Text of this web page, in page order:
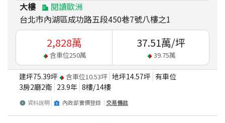
大樓
閱讀歐洲
台北市內湖區成功路五段450巷7號八樓之1
2,828萬
含車位250萬
37.51萬/坪
39.75萬
建坪75.39坪 含車位10.53坪 地坪14.57坪 有車位
3房2廳2衛 23.9年 8樓/14樓
資料說明 內政部實價登錄 交易備註